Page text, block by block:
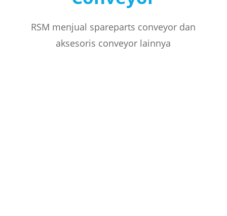
RSM menjual spareparts conveyor dan
aksesoris conveyor lainnya